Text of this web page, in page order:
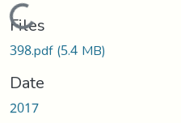
Loading...
Files
398.pdf(5.4 MB)
Date
2017